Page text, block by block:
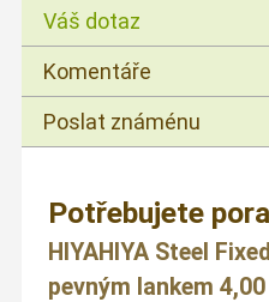
Váš dotaz
Komentáře
Poslat známénu
Potřebujete
HIYAHIYA Steel
pevným lankem